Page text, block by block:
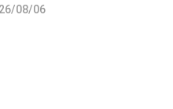
08/06